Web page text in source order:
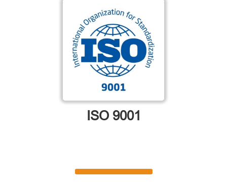
ISO 9001